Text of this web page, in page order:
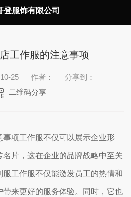
登服饰有限公司
工作服的注意事项
25 作者：
分享到：
二维码分享
项工作服不仅可以展示企业形
片，这在企业的品牌战略中至关
工作服不仅能激发员工的热情和
带来更好的服务体验。同时，它也